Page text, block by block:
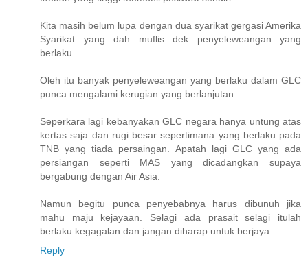
Kita masih belum lupa dengan dua syarikat gergasi Amerika
Syarikat yang dah muflis dek penyeleweangan yang
berlaku.
Oleh itu banyak penyeleweangan yang berlaku dalam GLC
punca mengalami kerugian yang berlanjutan.
Seperkara lagi kebanyakan GLC negara hanya untung atas
kertas saja dan rugi besar sepertimana yang berlaku pada
TNB yang tiada persaingan. Apatah lagi GLC yang ada
persiangan seperti MAS yang dicadangkan supaya
bergabung dengan Air Asia.
Namun begitu punca penyebabnya harus dibunuh jika
mahu maju kejayaan. Selagi ada prasait selagi itulah
berlaku kegagalan dan jangan diharap untuk berjaya.
Reply